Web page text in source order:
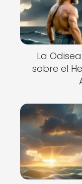
La
sobre el